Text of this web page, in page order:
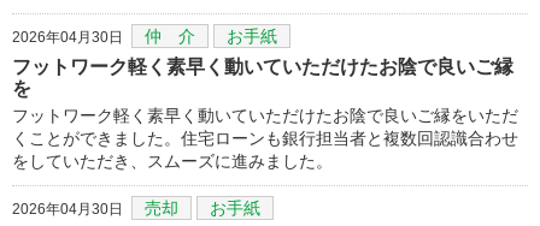
2026年04月30日 仲 介 お手紙
フットワーク軽く素早く動いていただけたお陰で良いご縁
を
フットワーク軽く素早く動いていただけたお陰で良いご縁をいただ
くことができました。住宅ローンも銀行担当者と複数回認識合わせ
をしていただき、スムーズに進みました。
2026年04月30日 売却 お手紙